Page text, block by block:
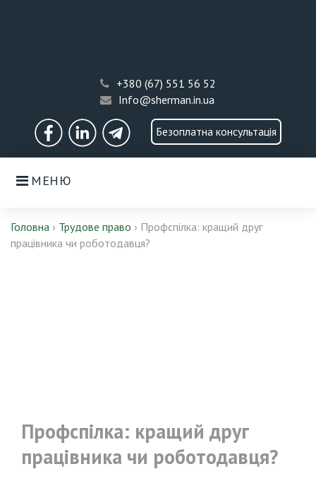
+380 (67) 551 56 52
Info@sherman.in.ua
FacebookLinkedInTelegram
Безоплатна консультація
МЕНЮ
Головна › Трудове право › Профспілка: кращий друг
працівника чи роботодавця?
Профспілка: кращий друг
працівника чи роботодавця?